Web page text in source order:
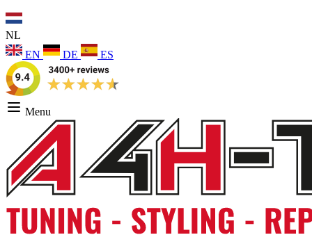
NL
EN
DE ES
Menu